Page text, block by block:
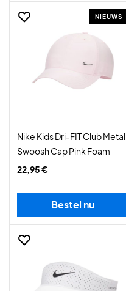
NIEUWS
Nike Kids Dri-FIT Club Metal
Swoosh Cap Pink Foam
22,95 €
Bestel nu